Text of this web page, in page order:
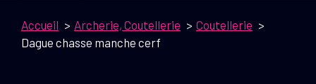
Accueil Archerie, Coutellerie
Coutellerie
Dague chasse manche cerf